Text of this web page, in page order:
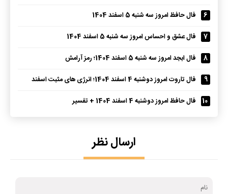
6
فال حافظ امروز سه شنبه 5 اسفند 1404
7
فال عشق و احساس امروز سه شنبه 5 اسفند 1404
8
فال ابجد امروز سه شنبه 5 اسفند 1404؛ رمز آرامش
9
فال تاروت امروز دوشنبه 4 اسفند 1404؛ انرژی های مثبت اسفند
10
فال حافظ امروز دوشنبه 4 اسفند 1404 + تفسیر
ارسال نظر